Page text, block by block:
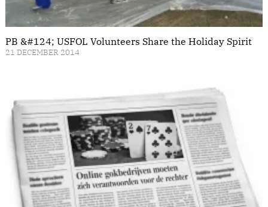
PB &#124; USFOL Volunteers Share the Holiday Spirit
21 DECEMBER 2014